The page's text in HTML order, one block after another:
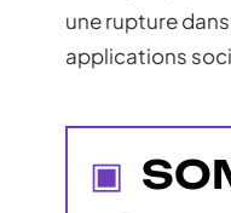
une rupture
applications